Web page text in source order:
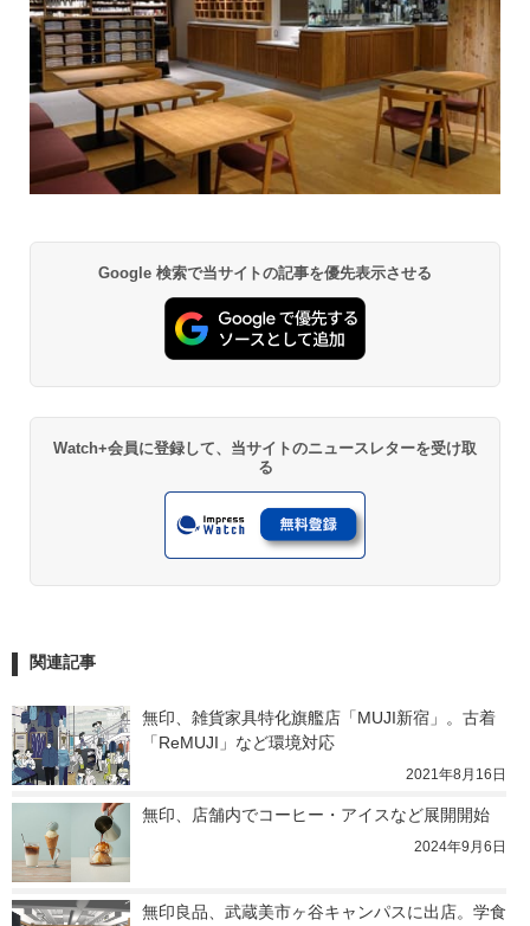
Google 検索で当サイトの記事を優先表示させる
Watch+会員に登録して、当サイトのニュースレターを受け取
る
関連記事
無印、雑貨家具特化旗艦店「MUJI新宿」。古着
「ReMUJI」など環境対応
2021年8月16日
無印、店舗内でコーヒー・アイスなど展開開始
2024年9月6日
無印良品、武蔵美市ヶ谷キャンパスに出店。学食